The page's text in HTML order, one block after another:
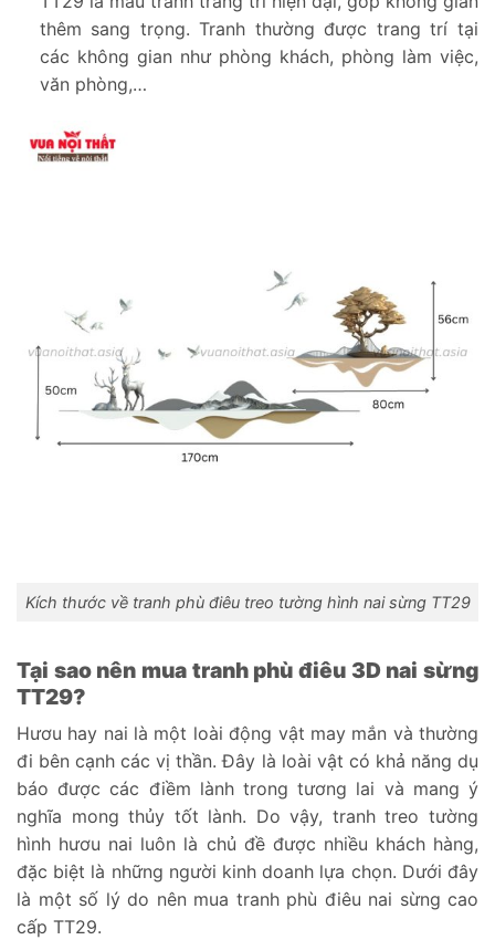
thêm sang trọng. Tranh thường được trang trí tại
các không gian như phòng khách, phòng làm việc,
văn phòng,…
Kích thước về tranh phù điêu treo tường hình nai sừng TT29
Tại sao nên mua tranh phù điêu 3D nai sừng
TT29?
Hươu hay nai là một loài động vật may mắn và thường
đi bên cạnh các vị thần. Đây là loài vật có khả năng dụ
báo được các điềm lành trong tương lai và mang ý
nghĩa mong thủy tốt lành. Do vậy, tranh treo tường
hình hươu nai luôn là chủ đề được nhiều khách hàng,
đặc biệt là những người kinh doanh lựa chọn. Dưới đây
là một số lý do nên mua tranh phù điêu nai sừng cao
cấp TT29.